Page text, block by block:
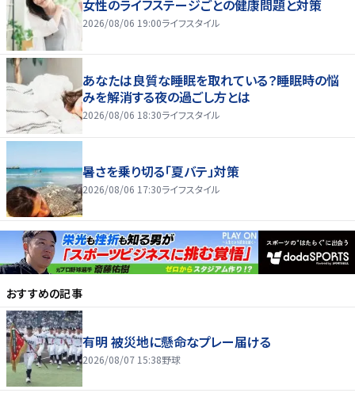
女性のライフステージごとの健康問題と対策
2026/08/06 19:00ライフスタイル
あなたは良質な睡眠を取れている？睡眠時の悩
みを解消する夜の過ごし方とは
2026/08/06 18:30ライフスタイル
暑さを乗り切る「夏バテ」対策
2026/08/06 17:30ライフスタイル
おすすめの記事
有明 被災地に懸命なプレー届ける
2026/08/07 15:38野球